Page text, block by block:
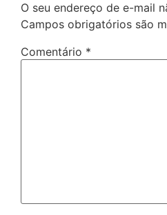
O seu endereço de e-mail
Campos obrigatórios são
Comentário *